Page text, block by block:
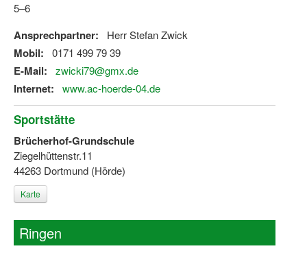
Bewegungskindergarten
Mini-Sportabzeichen
Sportgutschein 4.0
SportartCheck
Sport im Ganztag
Sport vor Ort
Integration durch Sport
NRW bewegt seine KINDER!
5–6
Ansprechpartner: Herr Stefan Zwick
Mobil: 0171 499 79 39
E-Mail: zwicki79@gmx.de
Internet: www.ac-hoerde-04.de
Sportstätte
Brücherhof-Grundschule
Ziegelhüttenstr.11
44263 Dortmund (Hörde)
Karte
Ringen